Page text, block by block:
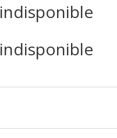
indisponible
indisponible